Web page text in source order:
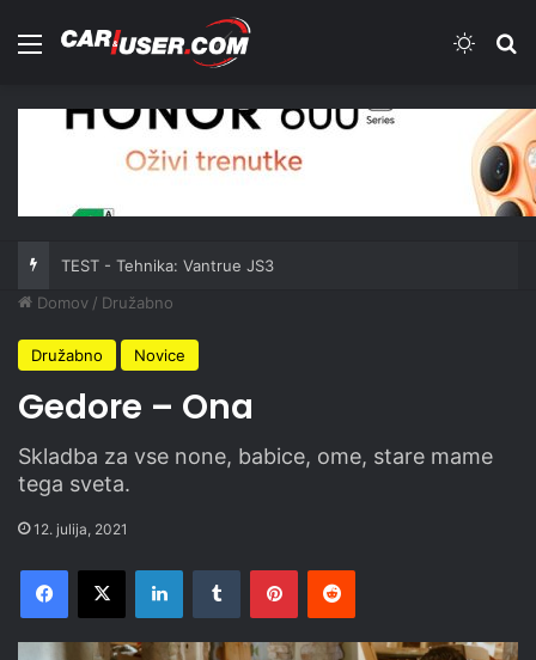
Meni
TEST - Tehnika: Vantrue JS3
Domov / Družabno
Družabno Novice
Gedore – Ona
Skladba za vse none, babice, ome, stare mame
tega sveta.
12. julija, 2021
Facebook
X LinkedInTumblr PinterestReddit